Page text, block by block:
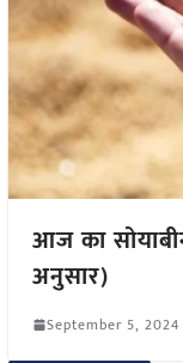
आज का
अनुसार)
September 5, 2024